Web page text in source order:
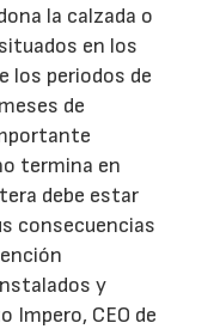
la calzada o
en los
los periodos de
de
termina en
debe estar
consecuencias
y
Impero, CEO de